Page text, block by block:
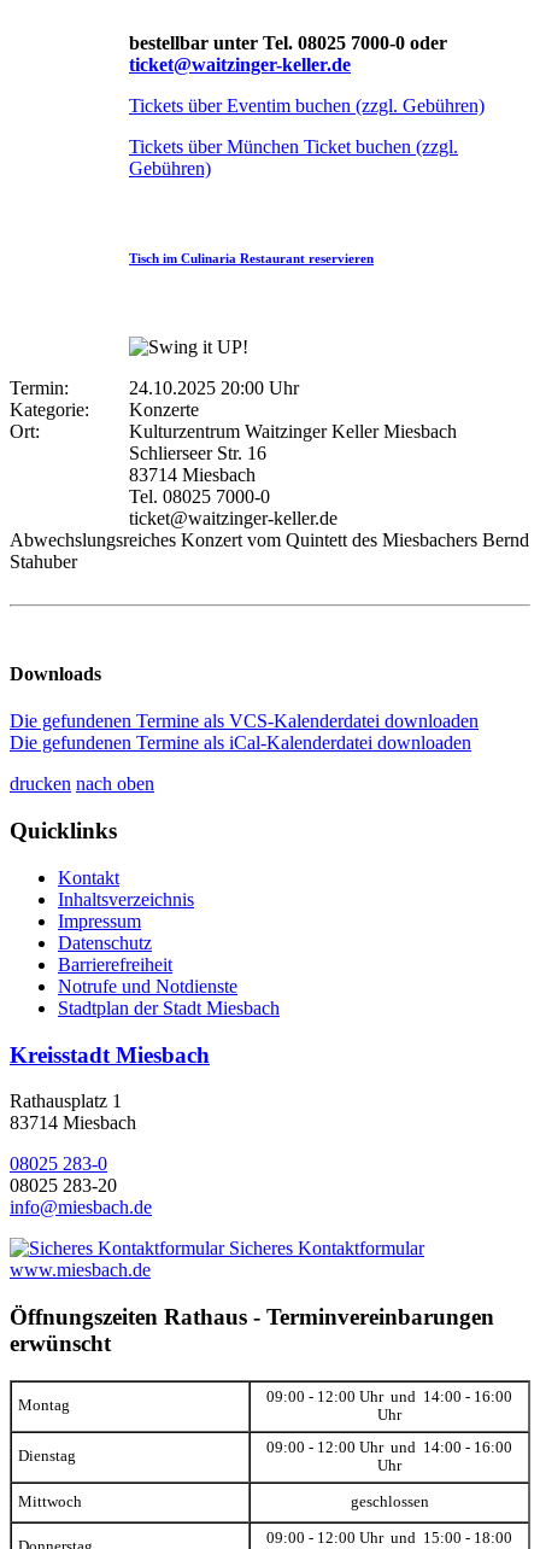
bestellbar unter Tel. 08025 7000-0 oder
ticket@waitzinger-keller.de
Tickets über Eventim buchen (zzgl. Gebühren)
Tickets über München Ticket buchen (zzgl.
Gebühren)
Tisch im Culinaria Restaurant reservieren
Termin:
24.10.2025 20:00 Uhr
Kategorie:
Konzerte
Ort:
Kulturzentrum Waitzinger Keller Miesbach
Schlierseer Str. 16
83714 Miesbach
Tel. 08025 7000-0
ticket@waitzinger-keller.de
Abwechslungsreiches Konzert vom Quintett des Miesbachers Bernd
Stahuber
Downloads
Die gefundenen Termine als VCS-Kalenderdatei downloaden
Die gefundenen Termine als iCal-Kalenderdatei downloaden
drucken nach oben
Quicklinks
Kontakt
Inhaltsverzeichnis
Impressum
Datenschutz
Barrierefreiheit
Notrufe und Notdienste
Stadtplan der Stadt Miesbach
Kreisstadt Miesbach
Rathausplatz 1
83714 Miesbach
08025 283-0
08025 283-20
info@miesbach.de
Sicheres Kontaktformular
www.miesbach.de
Öffnungszeiten Rathaus - Terminvereinbarungen
erwünscht
Montag
09:00 - 12:00 Uhr und 14:00 - 16:00
Uhr
Dienstag
09:00 - 12:00 Uhr und 14:00 - 16:00
Uhr
Mittwoch geschlossen
09:00 - 12:00 Uhr und 15:00 - 18:00